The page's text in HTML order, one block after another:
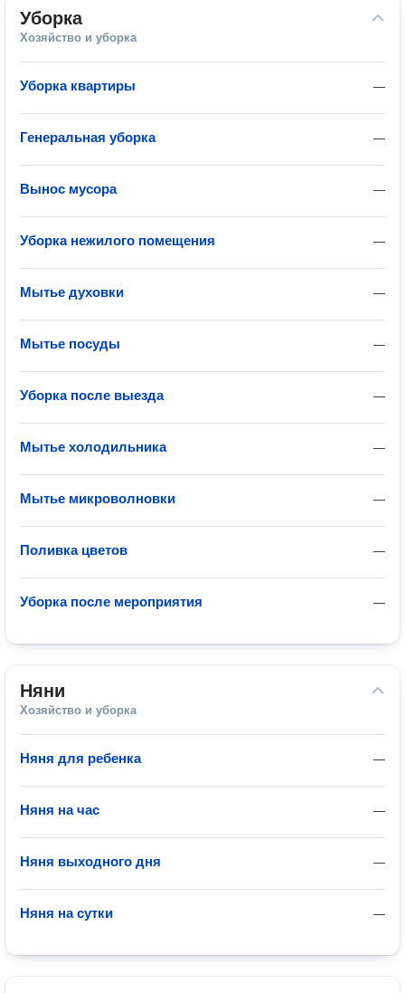
Уборка
Хозяйство и уборка
—
Уборка квартиры
—
Генеральная уборка
—
Вынос мусора
—
Уборка нежилого помещения
—
Мытье духовки
—
Мытье посуды
—
Уборка после выезда
—
Мытье холодильника
—
Мытье микроволновки
—
Поливка цветов
—
Уборка после мероприятия
Няни
Хозяйство и уборка
—
Няня для ребенка
—
Няня на час
—
Няня выходного дня
—
Няня на сутки